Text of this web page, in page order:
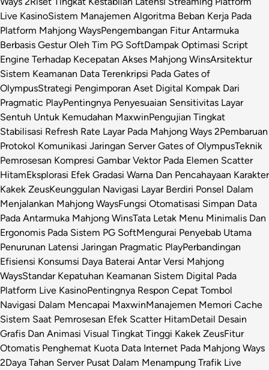
Live KasinoSistem Manajemen Algoritma Beban Kerja Pada
Platform Mahjong WaysPengembangan Fitur Antarmuka
Berbasis Gestur Oleh Tim PG SoftDampak Optimasi Script
Engine Terhadap Kecepatan Akses Mahjong WinsArsitektur
Sistem Keamanan Data Terenkripsi Pada Gates of
OlympusStrategi Pengimporan Aset Digital Kompak Dari
Pragmatic PlayPentingnya Penyesuaian Sensitivitas Layar
Sentuh Untuk Kemudahan MaxwinPengujian Tingkat
Stabilisasi Refresh Rate Layar Pada Mahjong Ways 2Pembaruan
Protokol Komunikasi Jaringan Server Gates of OlympusTeknik
Pemrosesan Kompresi Gambar Vektor Pada Elemen Scatter
HitamEksplorasi Efek Gradasi Warna Dan Pencahayaan Karakter
Kakek ZeusKeunggulan Navigasi Layar Berdiri Ponsel Dalam
Menjalankan Mahjong WaysFungsi Otomatisasi Simpan Data
Pada Antarmuka Mahjong WinsTata Letak Menu Minimalis Dan
Ergonomis Pada Sistem PG SoftMengurai Penyebab Utama
Penurunan Latensi Jaringan Pragmatic PlayPerbandingan
Efisiensi Konsumsi Daya Baterai Antar Versi Mahjong
WaysStandar Kepatuhan Keamanan Sistem Digital Pada
Platform Live KasinoPentingnya Respon Cepat Tombol
Navigasi Dalam Mencapai MaxwinManajemen Memori Cache
Sistem Saat Pemrosesan Efek Scatter HitamDetail Desain
Grafis Dan Animasi Visual Tingkat Tinggi Kakek ZeusFitur
Otomatis Penghemat Kuota Data Internet Pada Mahjong Ways
2Daya Tahan Server Pusat Dalam Menampung Trafik Live